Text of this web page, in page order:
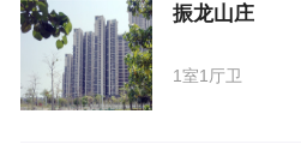
振龙山庄
1室1厅卫